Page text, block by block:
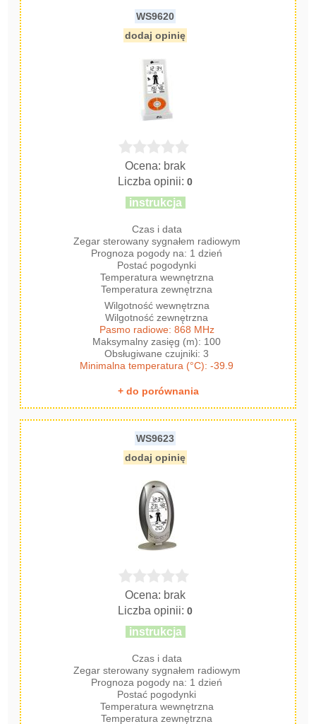
WS9620
dodaj opinię
Ocena: brak
Liczba opinii:0
instrukcja
Czas i data
Zegar sterowany sygnałem radiowym
Prognoza pogody na: 1 dzień
Postać pogodynki
Temperatura wewnętrzna
Temperatura zewnętrzna
Wilgotność wewnętrzna
Wilgotność zewnętrzna
Pasmo radiowe: 868 MHz
Maksymalny zasięg (m): 100
Obsługiwane czujniki: 3
Minimalna temperatura (°C): -39.9
+ do porównania
WS9623
dodaj opinię
Ocena: brak
Liczba opinii:0
instrukcja
Czas i data
Zegar sterowany sygnałem radiowym
Prognoza pogody na: 1 dzień
Postać pogodynki
Temperatura wewnętrzna
Temperatura zewnętrzna